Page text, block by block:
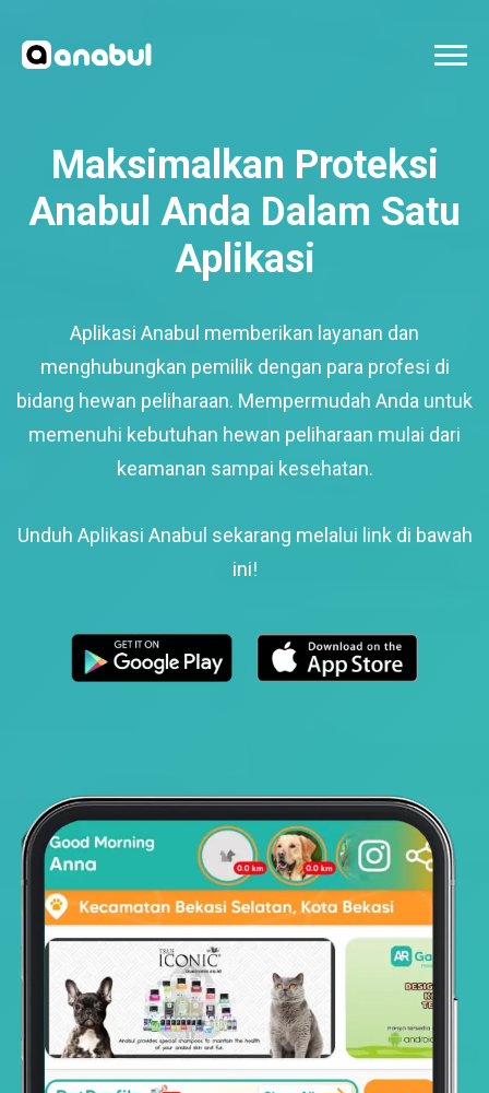
Maksimalkan Proteksi
Anabul Anda Dalam Satu
Aplikasi
Aplikasi Anabul memberikan layanan dan
menghubungkan pemilik dengan para profesi di
bidang hewan peliharaan. Mempermudah Anda untuk
memenuhi kebutuhan hewan peliharaan mulai dari
keamanan sampai kesehatan.
Unduh Aplikasi Anabul sekarang melalui link di bawah
ini!